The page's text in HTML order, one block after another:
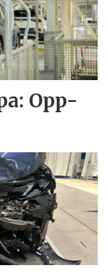
Opp-